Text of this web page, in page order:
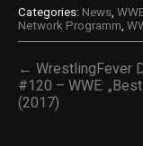
Categories: News,
Network Programm,
← WrestlingFever
#120 – WWE:
(2017)